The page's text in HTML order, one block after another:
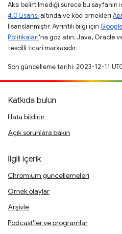
Aksi belirtilmediği sürece bu sayfanın
4.0 Lisansı altında ve kod örnekleri
lisanslanmıştır. Ayrıntılı bilgi için
Politikaları'na göz atın. Java, Oracle
tescilli ticari markasıdır.
Son güncelleme tarihi: 2023-12-11
Katkıda bulun
Hata bildirin
Açık sorunlara bakın
İlgili içerik
Chromium güncellemeleri
Örnek olaylar
Arşivle
Podcast'ler ve programlar